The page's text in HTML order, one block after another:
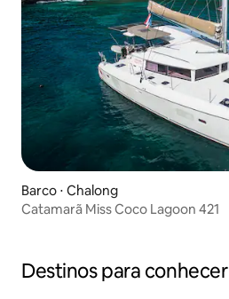
Barco ⋅ Chalong
Catamarã Miss Coco Lagoon 421
Destinos para conhecer